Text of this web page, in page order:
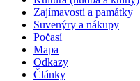
Zajímavosti a památky
Suvenýry a nákupy
Počasí
Mapa
Odkazy
Články